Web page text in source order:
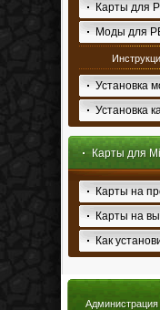
Карты для
Моды для
Установка
Установка
Карты для
Карты на
Карты на
Как
Администрация